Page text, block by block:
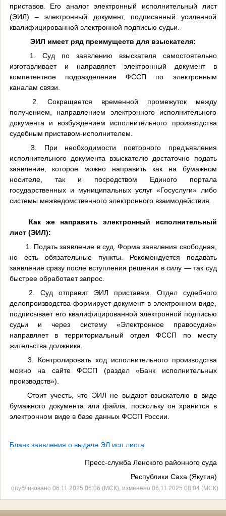
приставов. Его аналог электронный исполнительный лист
(ЭИЛ) – электронный документ, подписанный усиленной
квалифицированной электронной подписью судьи.
ЭИЛ имеет ряд преимуществ для взыскателя:
1. Суд по заявлению взыскателя самостоятельно
изготавливает и направляет электронный документ в
компетентное подразделение ФССП по электронным
каналам связи.
2. Сокращается временной промежуток между
получением, направлением электронного исполнительного
документа и возбуждением исполнительного производства
судебным приставом-исполнителем.
3. При необходимости повторного предъявления
исполнительного документа взыскателю достаточно подать
заявление, которое можно направить как на бумажном
носителе, так и посредством Единого портала
государственных и муниципальных услуг «Госуслуги» либо
системы межведомственного электронного взаимодействия.
Как же направить электронный исполнительный
лист (ЭИЛ):
1. Подать заявление в суд. Форма заявления свободная,
но есть обязательные пункты. Рекомендуется подавать
заявление сразу после вступления решения в силу — так суд
быстрее обработает запрос.
2. Суд отправит ЭИЛ приставам. Отдел судебного
делопроизводства формирует документ в электронном виде,
подписывает его квалифицированной электронной подписью
судьи и через систему «Электронное правосудие»
направляет в территориальный отдел ФССП по месту
жительства должника.
3. Контролировать ход исполнительного производства
можно на сайте ФССП (раздел «Банк исполнительных
производств»).
Стоит учесть, что ЭИЛ не выдают взыскателю в виде
бумажного документа или файла, поскольку он хранится в
электронном виде в базе данных ФССП России.
Бланк заявления о выдаче ЭЛ исп.листа
Пресс-служба Ленского районного суда
Республики Саха (Якутия)
опубликовано 06.11.2025 06:06 (МСК), изменено 06.11.2025 08:04 (МСК)